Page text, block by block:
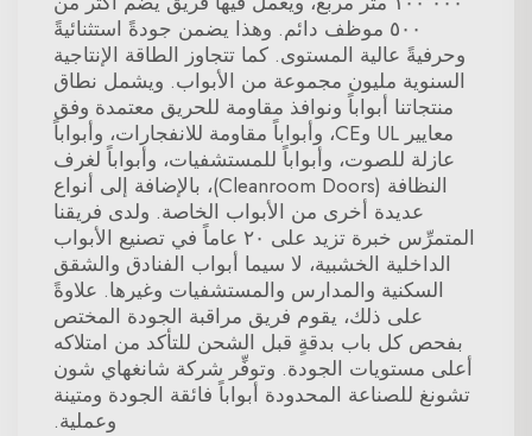
٥٠٠ موظف دائم. وهذا يضمن جودةً استثنائيةً
وحرفيةً عالية المستوى. كما تتجاوز الطاقة الإنتاجية
السنوية مليون مجموعة من الأبواب. ويشمل نطاق
منتجاتنا أبواباً ونوافذ مقاومة للحريق معتمدة وفق
معايير UL وCE، وأبواباً مقاومة للانفجارات، وأبواباً
عازلة للصوت، وأبواباً للمستشفيات، وأبواباً لغرف
النظافة (Cleanroom Doors)، بالإضافة إلى أنواع
عديدة أخرى من الأبواب الخاصة. ولدى فريقنا
المتمرِّس خبرة تزيد على ٢٠ عاماً في تصنيع الأبواب
الداخلية الخشبية، لا سيما أبواب الفنادق والشقق
السكنية والمدارس والمستشفيات وغيرها. علاوةً
على ذلك، يقوم فريق مراقبة الجودة المختص
بفحص كل باب بدقةٍ قبل الشحن للتأكد من امتلاكه
أعلى مستويات الجودة. وتوفِّر شركة شانغهاي شون
تشونغ للصناعة المحدودة أبواباً فائقة الجودة ومتينة
وعملية.